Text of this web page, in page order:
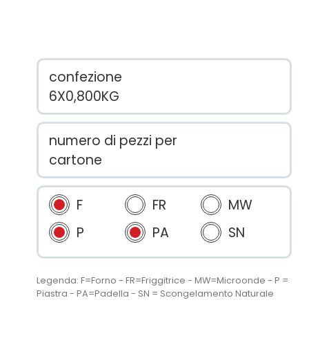
confezione
6X0,800KG
numero di pezzi per
cartone
F FR
MW
P
PA SN
Legenda: F=Forno - FR=Friggitrice - MW=Microonde - P =
Piastra - PA=Padella - SN = Scongelamento Naturale